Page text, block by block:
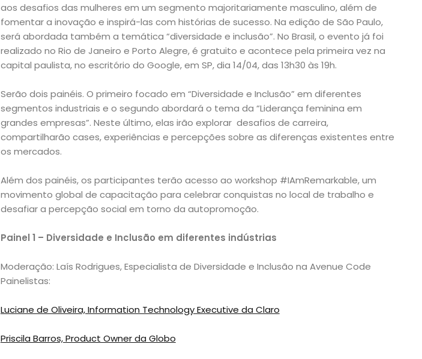
Home
Arte
e
Entretenimento
Empreendedorismo
Feiras
e
Eventos
aos desafios das mulheres em um segmento majoritariamente masculino, além de
fomentar a inovação e inspirá-las com histórias de sucesso. Na edição de São Paulo,
será abordada também a temática “diversidade e inclusão”. No Brasil, o evento já foi
realizado no Rio de Janeiro e Porto Alegre, é gratuito e acontece pela primeira vez na
capital paulista, no escritório do Google, em SP, dia 14/04, das 13h30 às 19h.
Serão dois painéis. O primeiro focado em “Diversidade e Inclusão” em diferentes
segmentos industriais e o segundo abordará o tema da “Liderança feminina em
grandes empresas”. Neste último, elas irão explorar desafios de carreira,
compartilharão cases, experiências e percepções sobre as diferenças existentes entre
os mercados.
Além dos painéis, os participantes terão acesso ao workshop #IAmRemarkable, um
movimento global de capacitação para celebrar conquistas no local de trabalho e
desafiar a percepção social em torno da autopromoção.
Painel 1 – Diversidade e Inclusão em diferentes indústrias
Moderação: Laís Rodrigues, Especialista de Diversidade e Inclusão na Avenue Code
Painelistas:
Luciane de Oliveira, Information Technology Executive da Claro
Priscila Barros, Product Owner da Globo